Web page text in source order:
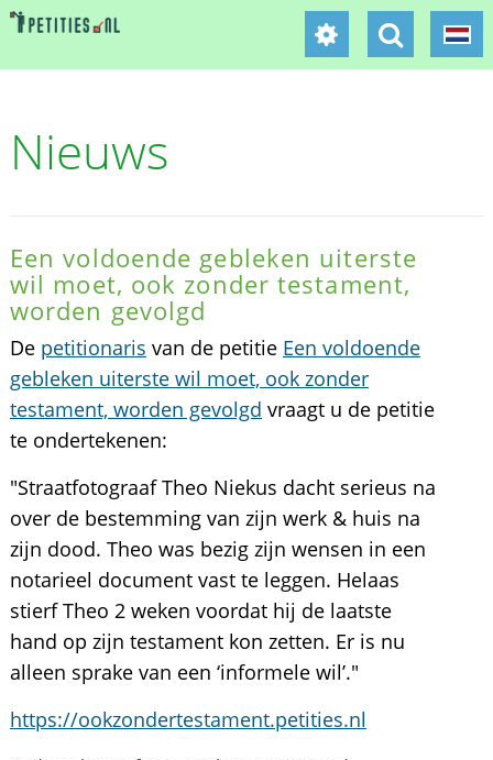
Nieuws
Een voldoende gebleken uiterste
wil moet, ook zonder testament,
worden gevolgd
De petitionaris van de petitie Een voldoende
gebleken uiterste wil moet, ook zonder
testament, worden gevolgd vraagt u de petitie
te ondertekenen:
"Straatfotograaf Theo Niekus dacht serieus na
over de bestemming van zijn werk & huis na
zijn dood. Theo was bezig zijn wensen in een
notarieel document vast te leggen. Helaas
stierf Theo 2 weken voordat hij de laatste
hand op zijn testament kon zetten. Er is nu
alleen sprake van een ‘informele wil’."
https://ookzondertestament.petities.nl